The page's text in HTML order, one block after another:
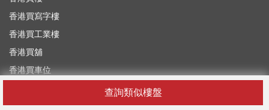
查詢類似樓盤
香港買寫字樓
香港買工業樓
香港買舖
香港買車位